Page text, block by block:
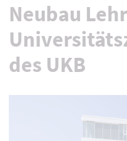
Neubau
des UKB